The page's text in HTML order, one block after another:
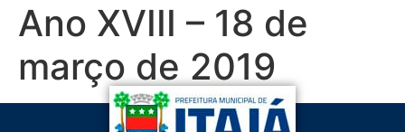
Ano XVIII – 18 de
março de 2019